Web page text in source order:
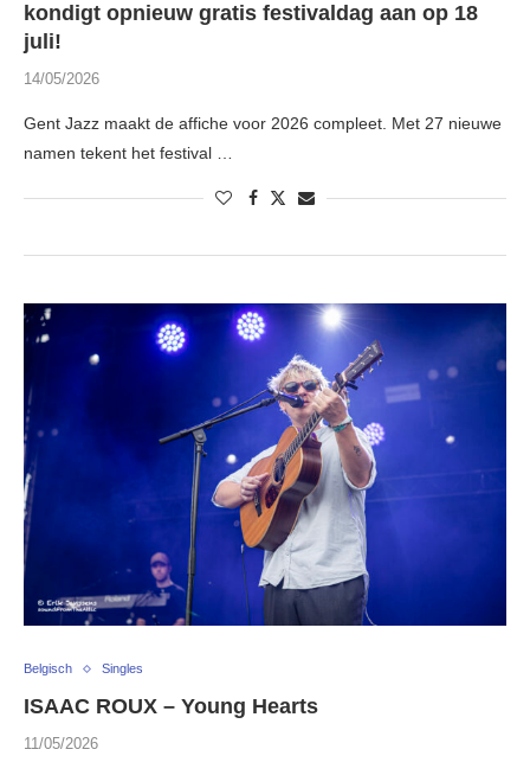
kondigt opnieuw gratis festivaldag aan op 18
juli!
14/05/2026
Gent Jazz maakt de affiche voor 2026 compleet. Met 27 nieuwe
namen tekent het festival …
Belgisch Singles
ISAAC ROUX – Young Hearts
11/05/2026